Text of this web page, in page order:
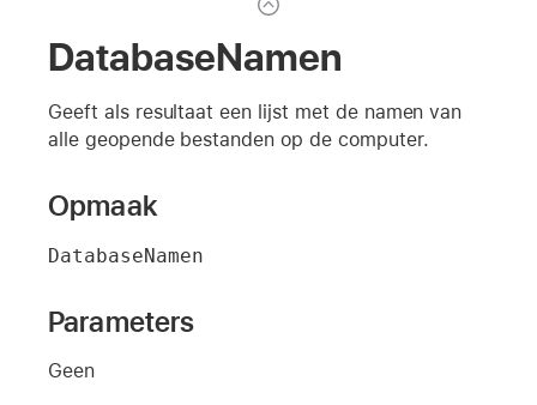
DatabaseNamen
Geeft als resultaat een lijst met de namen van
alle geopende bestanden op de computer.
Opmaak
DatabaseNamen
Parameters
Geen